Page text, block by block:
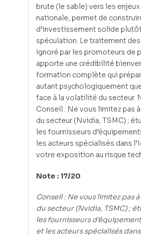
brute (le sable) vers les
nationale, permet de
d’investissement solide
spéculation. Le traitement
ignoré par les promoteurs de
apporte une crédibilité
formation complète qui
autant psychologiquement
face à la volatilité du secteur.
Conseil : Ne vous limitez pas
du secteur (Nvidia, TSMC) ;
les fournisseurs
les acteurs spécialisés dans
votre exposition au risque
Note : 17/20
Conseil : Ne vous limitez pas
du secteur (Nvidia, TSMC) ;
les fournisseurs
et les acteurs spécialisés dans